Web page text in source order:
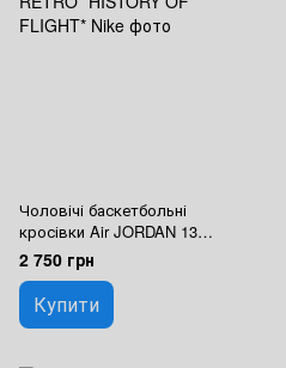
Чоловічі баскетбольні
кросівки Air JORDAN 13
RETRO *HISTORY OF FLIGHT*
Nike
2 750 грн
Купити